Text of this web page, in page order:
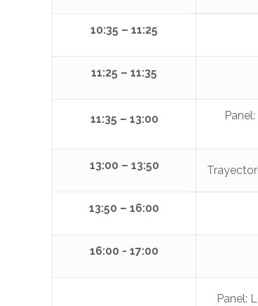
10:35 – 11:25
11:25 – 11:35
11:35 – 13:00
13:00 – 13:50
13:50 – 16:00
16:00 - 17:00
Panel: